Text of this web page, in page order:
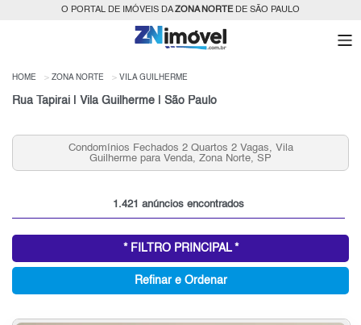
O PORTAL DE IMÓVEIS DAZONA NORTEDE SÃO PAULO
HOME ZONA NORTE VILA GUILHERME
Rua Tapirai | Vila Guilherme | São Paulo
Aluguel de Casas 2 quartos, Vila Guilherme, Zona
SP
1.421 anúncios encontrados
* FILTRO PRINCIPAL *
Refinar e Ordenar